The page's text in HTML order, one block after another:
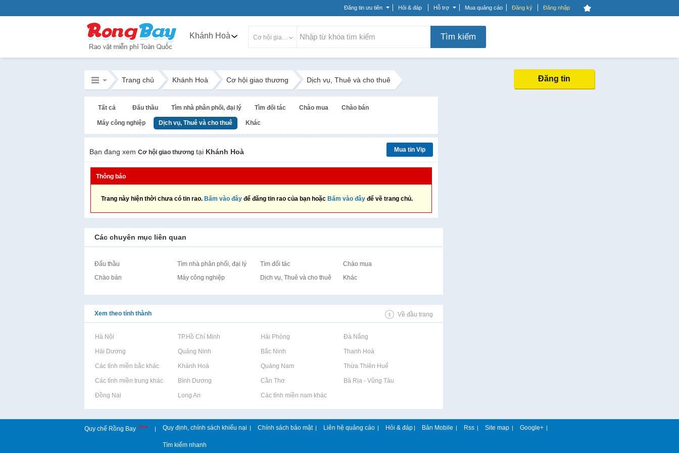
Đăng tin ưu tiên Hỏi & đáp Hỗ trợ Mua quảng cáo Đăng ký Đăng nhập
Khánh Hoà Cơ hội giao thương Tìm kiếm
Trang chủ Khánh Hoà Cơ hội giao thương Dịch vụ, Thuê và cho thuê Đăng tin
Tất cả Đấu thầu Tìm nhà phân phối, đại lý Tìm đối tác Chào mua Chào bán
Máy công nghiệp Dịch vụ, Thuê và cho thuê Khác
Bạn đang xem Cơ hội giao thương tại Khánh Hoà Mua tin Vip
Thông báo
Trang này hiện thời chưa có tin rao. Bấm vào đây để đăng tin rao của bạn hoặc Bấm vào đây để về trang chủ.
Các chuyên mục liên quan
Đấu thầu Tìm nhà phân phối, đại lý Tìm đối tác
Chào mua
Chào bán
Máy công nghiệp Dịch vụ, Thuê và cho thuê Khác
Xem theo tỉnh thành Về đầu trang
Rao vặt tại Hà Nội Rao vặt tại TP.Hồ Chí Minh Rao vặt tại Hải Phòng Rao vặt tại Đà Nẵng
Rao vặt tại Hải Dương Rao vặt tại Quảng Ninh Rao vặt tại Bắc Ninh Rao vặt tại Thanh Hoá
Rao vặt tại Các tỉnh miền bắc khácRao vặt tại Khánh Hoà Rao vặt tại Quảng Nam Rao vặt tại Thừa Thiên Huế
Rao vặt tại Các tỉnh miền trung khácRao vặt tại Bình Dương Rao vặt tại Cần Thơ Rao vặt tại Bà Rịa - Vũng Tàu
Rao vặt tại Đồng Nai Rao vặt tại Long An Rao vặt tại Các tỉnh miền nam khác
Quy chế Rồng Bay New | Quy định, chính sách khiếu nại | Chính sách bảo mật | Liên hệ quảng cáo | Hỏi & đáp | Bản Mobile | Rss | Site map | Google+ |
Tìm kiếm nhanh